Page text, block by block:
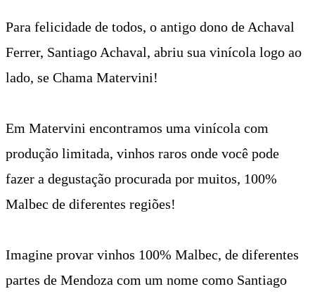
Para felicidade de todos, o antigo dono de Achaval
Ferrer, Santiago Achaval, abriu sua vinícola logo ao
lado, se Chama Matervini!
Em Matervini encontramos uma vinícola com
produção limitada, vinhos raros onde você pode
fazer a degustação procurada por muitos, 100%
Malbec de diferentes regiões!
Imagine provar vinhos 100% Malbec, de diferentes
partes de Mendoza com um nome como Santiago